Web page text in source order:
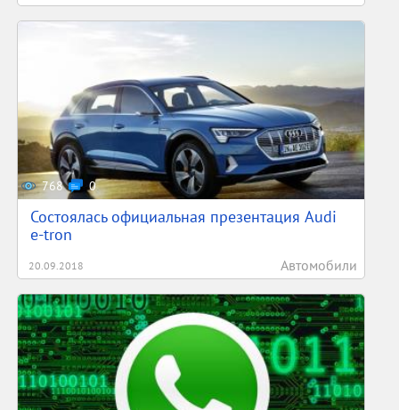
768 0
Состоялась официальная презентация Audi
e-tron
20.09.2018 Автомобили